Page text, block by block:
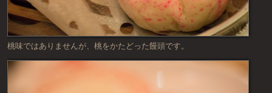
桃味ではありませんが、桃をかたどった饅頭です。